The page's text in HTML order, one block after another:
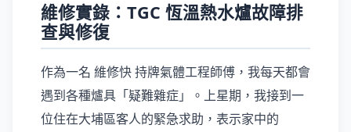
維修實錄：TGC 恆溫熱水爐故障排
查與修復
作為一名 維修快 持牌氣體工程師傅，我每天都會
遇到各種爐具「疑難雜症」。上星期，我接到一
位住在大埔區客人的緊急求助，表示家中的